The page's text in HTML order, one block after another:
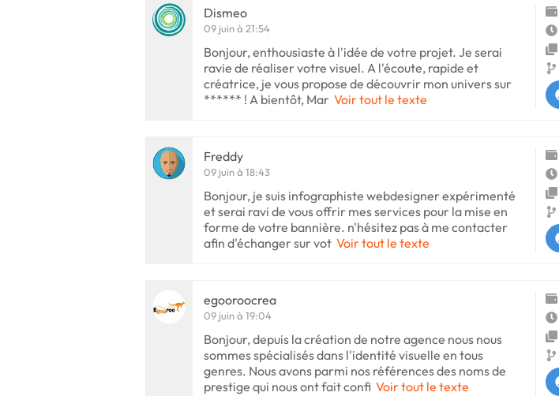
Dismeo
09 juin à 21:54
Bonjour, enthousiaste à l'idée de votre projet. Je serai
ravie de réaliser votre visuel. A l'écoute, rapide et
créatrice, je vous propose de découvrir mon univers sur
****** ! A bientôt, Mar Voir tout le texte
Freddy
09 juin à 18:43
Bonjour, je suis infographiste webdesigner expérimenté
et serai ravi de vous offrir mes services pour la mise en
forme de votre bannière. n'hésitez pas à me contacter
afin d'échanger sur vot Voir tout le texte
egooroocrea
09 juin à 19:04
Bonjour, depuis la création de notre agence nous nous
sommes spécialisés dans l'identité visuelle en tous
genres. Nous avons parmi nos références des noms de
prestige qui nous ont fait confi Voir tout le texte